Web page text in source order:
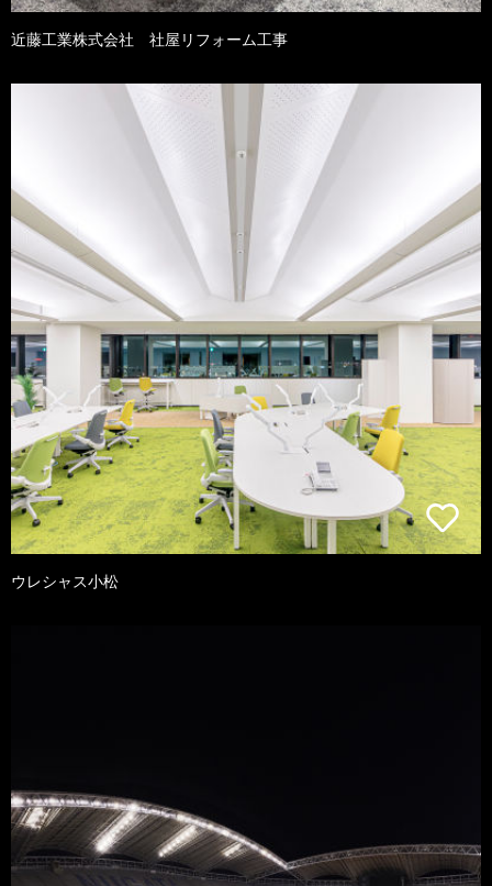
近藤工業株式会社 社屋リフォーム工事
ウレシャス小松